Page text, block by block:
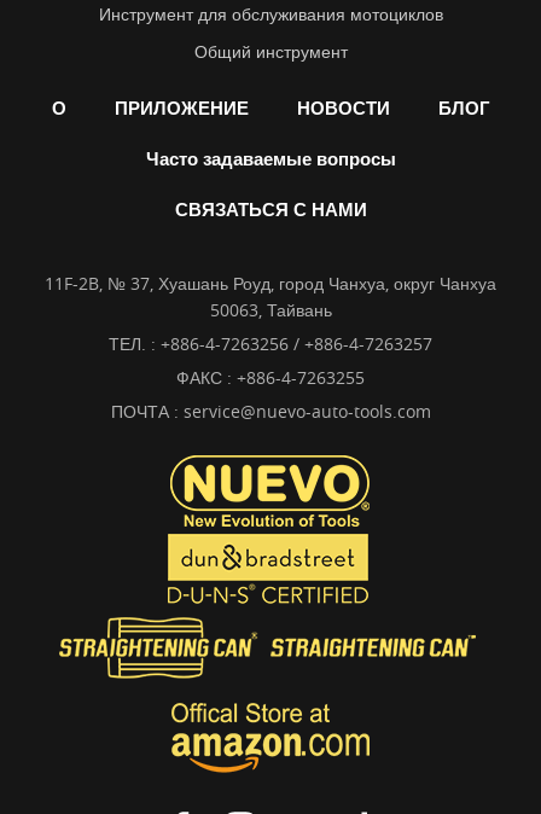
Инструмент для обслуживания мотоциклов
Общий инструмент
О ПРИЛОЖЕНИЕ НОВОСТИ БЛОГ
Часто задаваемые вопросы
СВЯЗАТЬСЯ С НАМИ
11F-2B, № 37, Хуашань Роуд, город Чанхуа, округ Чанхуа
50063, Тайвань
ТЕЛ. : +886-4-7263256 / +886-4-7263257
ФАКС : +886-4-7263255
ПОЧТА : service@nuevo-auto-tools.com